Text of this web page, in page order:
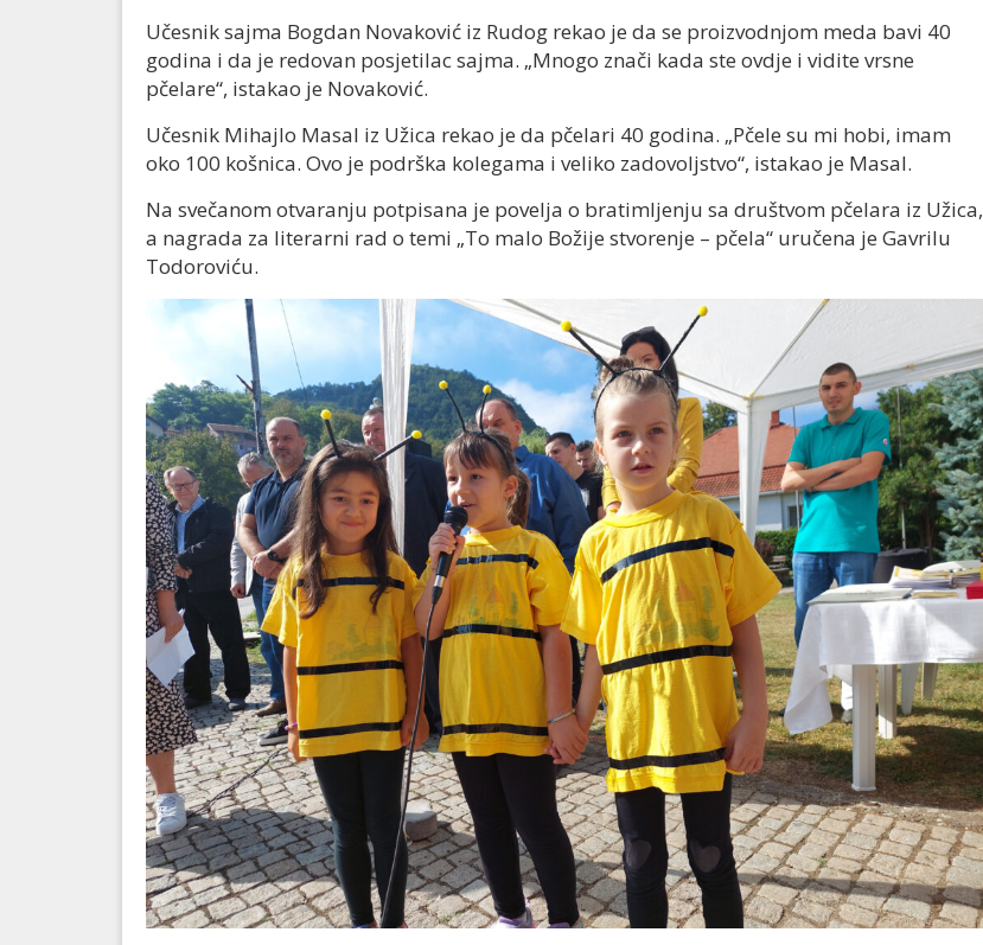
Učesnik sajma Bogdan Novaković iz Rudog rekao je da se proizvodnjom meda bavi 40
godina i da je redovan posjetilac sajma. „Mnogo znači kada ste ovdje i vidite vrsne
pčelare“, istakao je Novaković.
Učesnik Mihajlo Masal iz Užica rekao je da pčelari 40 godina. „Pčele su mi hobi, imam
oko 100 košnica. Ovo je podrška kolegama i veliko zadovoljstvo“, istakao je Masal.
Na svečanom otvaranju potpisana je povelja o bratimljenju sa društvom pčelara iz Užica,
a nagrada za literarni rad o temi „To malo Božije stvorenje – pčela“ uručena je Gavrilu
Todoroviću.